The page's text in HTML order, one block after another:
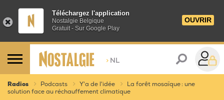
Téléchargez l'application
Nostalgie Belgique
Gratuit - Sur Google Play
OUVRIR
> NL
Radios Podcasts Y'a de l'idée
La forêt mosaïque : une
solution face au réchauffement climatique